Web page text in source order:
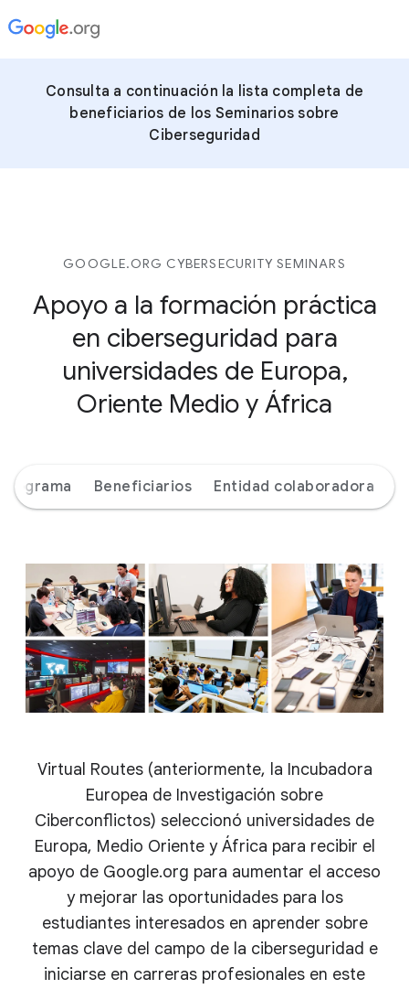
Consulta a continuación la lista completa de
beneficiarios de los Seminarios sobre
Ciberseguridad
GOOGLE.ORG CYBERSECURITY SEMINARS
Apoyo a la formación práctica
en ciberseguridad para
universidades de Europa,
Oriente Medio y África
Beneficiarios Entidad colaboradora
Virtual Routes (anteriormente, la Incubadora
Europea de Investigación sobre
Ciberconflictos) seleccionó universidades de
Europa, Medio Oriente y África para recibir el
apoyo de Google.org para aumentar el acceso
y mejorar las oportunidades para los
estudiantes interesados en aprender sobre
temas clave del campo de la ciberseguridad e
iniciarse en carreras profesionales en este